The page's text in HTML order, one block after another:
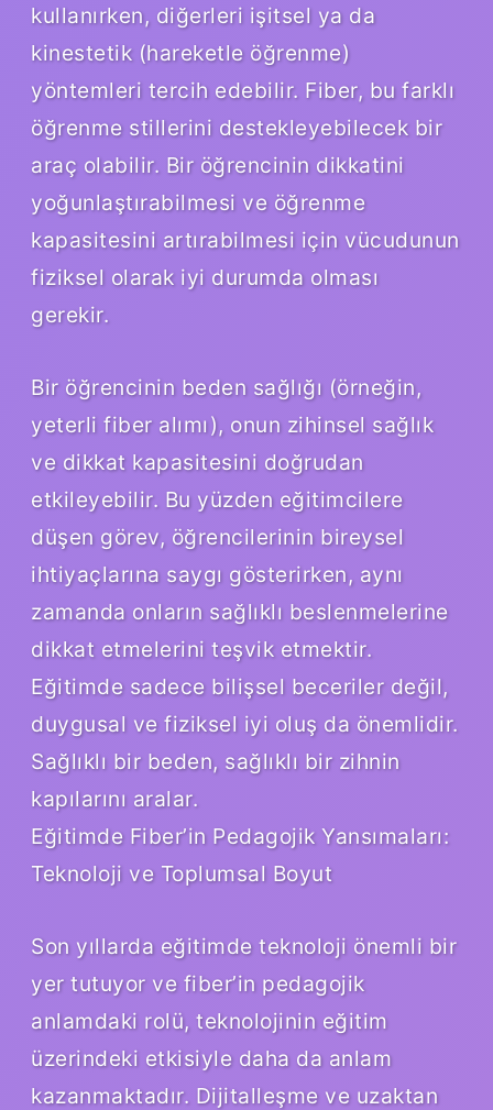
kullanırken, diğerleri işitsel ya da
kinestetik (hareketle öğrenme)
yöntemleri tercih edebilir. Fiber, bu farklı
öğrenme stillerini destekleyebilecek bir
araç olabilir. Bir öğrencinin dikkatini
yoğunlaştırabilmesi ve öğrenme
kapasitesini artırabilmesi için vücudunun
fiziksel olarak iyi durumda olması
gerekir.
Bir öğrencinin beden sağlığı (örneğin,
yeterli fiber alımı), onun zihinsel sağlık
ve dikkat kapasitesini doğrudan
etkileyebilir. Bu yüzden eğitimcilere
düşen görev, öğrencilerinin bireysel
ihtiyaçlarına saygı gösterirken, aynı
zamanda onların sağlıklı beslenmelerine
dikkat etmelerini teşvik etmektir.
Eğitimde sadece bilişsel beceriler değil,
duygusal ve fiziksel iyi oluş da önemlidir.
Sağlıklı bir beden, sağlıklı bir zihnin
kapılarını aralar.
Eğitimde Fiber’in Pedagojik Yansımaları:
Teknoloji ve Toplumsal Boyut
Son yıllarda eğitimde teknoloji önemli bir
yer tutuyor ve fiber’in pedagojik
anlamdaki rolü, teknolojinin eğitim
üzerindeki etkisiyle daha da anlam
kazanmaktadır. Dijitalleşme ve uzaktan